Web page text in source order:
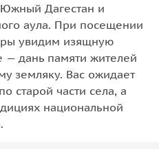
Дагестан и
аула. При посещении
увидим изящную
— дань памяти жителей
земляку. Вас ожидает
старой части села, а
национальной